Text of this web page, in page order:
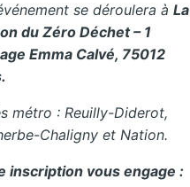
se déroulera àLa
du Zéro Déchet – 1
Emma Calvé, 75012
métro : Reuilly-Diderot,
Chaligny et Nation.
inscription vous engage :